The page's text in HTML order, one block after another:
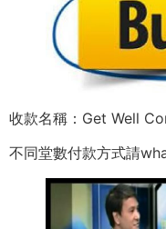
收款名稱：Get Well
不同堂數付款方式請